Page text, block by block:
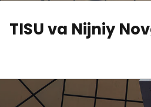
TISU va Nijniy